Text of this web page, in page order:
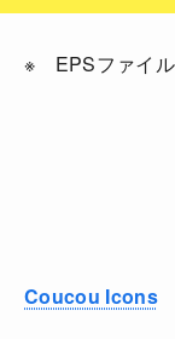
※ EPSファイル
Coucou Icons